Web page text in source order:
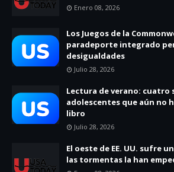
Enero 08, 2026
Los Juegos de la
paradeporte integrado
desigualdades
Julio 28, 2026
Lectura de verano: cuatro
adolescentes que aún no
libro
Julio 28, 2026
El oeste de EE. UU. sufre
las tormentas la han